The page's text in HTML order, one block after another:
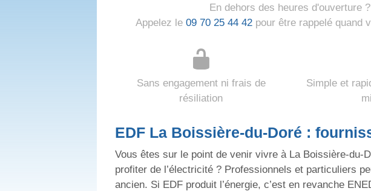
En dehors des heures d'ouverture ?
Appelez le 09 70 25 44 42pour être rappelé quand
Sans engagement ni frais de
résiliation
Simple et
EDF La Boissière-du-Doré :
Vous êtes sur le point de venir vivre à La Boissière-
profiter de l’électricité ? Professionnels et particuliers
ancien. Si EDF produit l’énergie, c’est en revanche